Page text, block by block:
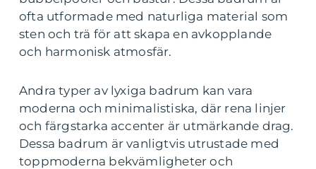
ofta utformade med naturliga material som
sten och trä för att skapa en avkopplande
och harmonisk atmosfär.
Andra typer av lyxiga badrum kan vara
moderna och minimalistiska, där rena linjer
och färgstarka accenter är utmärkande drag.
Dessa badrum är vanligtvis utrustade med
toppmoderna bekvämligheter och